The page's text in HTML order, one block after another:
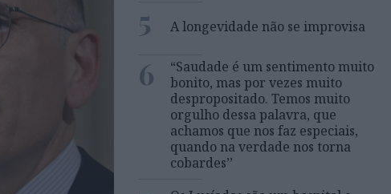
5 A longevidade não se improvisa
6
“Saudade é um sentimento muito
bonito, mas por vezes muito
despropositado. Temos muito
orgulho dessa palavra, que
achamos que nos faz especiais,
quando na verdade nos torna
cobardes’’